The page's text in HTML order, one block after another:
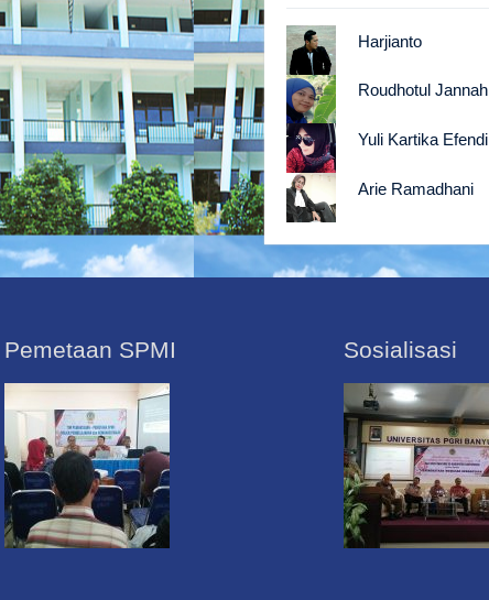
Harjianto
Roudhotul Jannah
Yuli Kartika Efendi
Arie Ramadhani
Pemetaan SPMI Sosialisasi